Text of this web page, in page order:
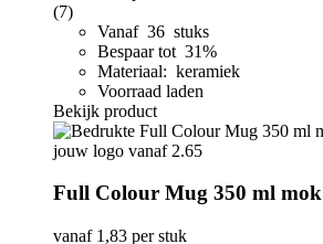
(7)
Vanaf 36 stuks
Bespaar tot 31%
Materiaal: keramiek
Voorraad laden
Bekijk product
Full Colour Mug 350 ml mok
vanaf 1,83 per stuk